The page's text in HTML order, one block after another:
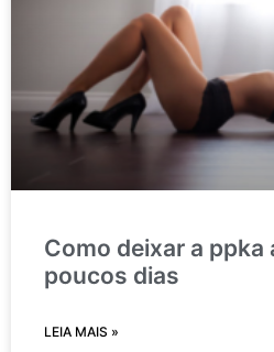
Como deixar a ppka
poucos dias
LEIA MAIS »